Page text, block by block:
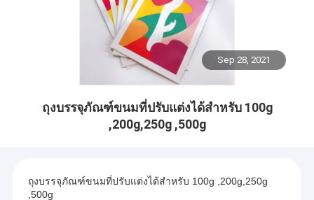
Sep 28, 2021
ถุงบรรจุภัณฑ์ขนมที่ปรับแต่งได้สำหรับ 100g
,200g,250g ,500g
ถุงบรรจุภัณฑ์ขนมที่ปรับแต่งได้สำหรับ 100g ,200g,250g
,500g